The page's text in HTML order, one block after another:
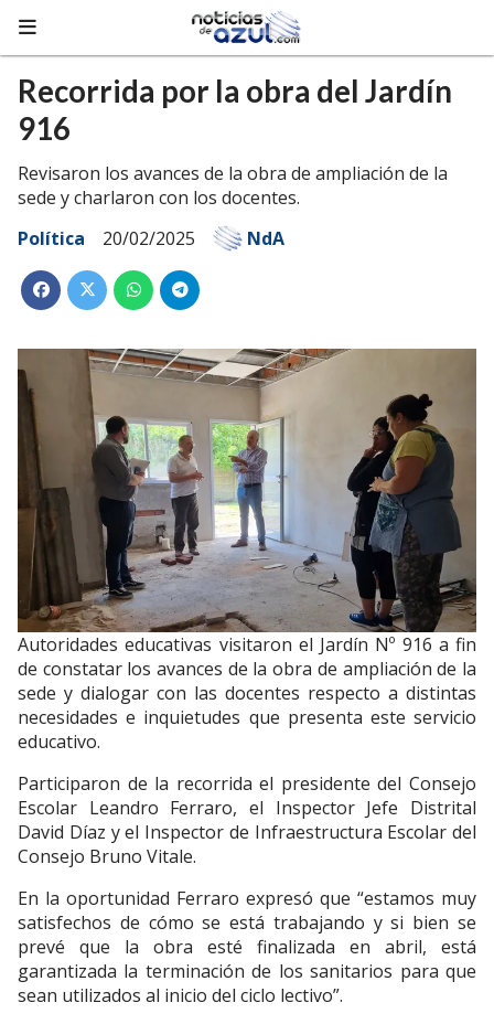
Recorrida por la obra del Jardín
916
Revisaron los avances de la obra de ampliación de la
sede y charlaron con los docentes.
Política
20/02/2025 NdA
Autoridades educativas visitaron el Jardín Nº 916 a fin
de constatar los avances de la obra de ampliación de la
sede y dialogar con las docentes respecto a distintas
necesidades e inquietudes que presenta este servicio
educativo.
Participaron de la recorrida el presidente del Consejo
Escolar Leandro Ferraro, el Inspector Jefe Distrital
David Díaz y el Inspector de Infraestructura Escolar del
Consejo Bruno Vitale.
En la oportunidad Ferraro expresó que “estamos muy
satisfechos de cómo se está trabajando y si bien se
prevé que la obra esté finalizada en abril, está
garantizada la terminación de los sanitarios para que
sean utilizados al inicio del ciclo lectivo”.